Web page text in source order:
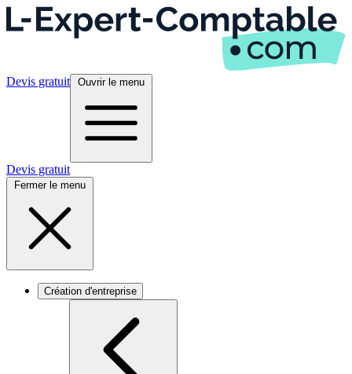
Devis gratuit Ouvrir le menu
Devis gratuit
Fermer le menu
Création d'entreprise